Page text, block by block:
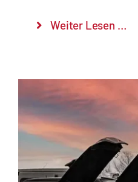
Weiter Lesen …